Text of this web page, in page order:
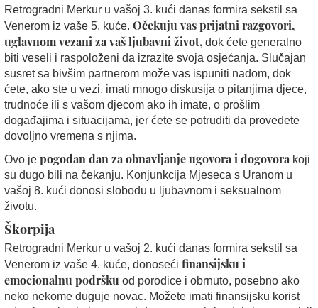
Retrogradni Merkur u vašoj 3. kući danas formira sekstil sa
Venerom iz vaše 5. kuće. Očekuju vas prijatni razgovori,
uglavnom vezani za vaš ljubavni život, dok ćete generalno
biti veseli i raspoloženi da izrazite svoja osjećanja. Slučajan
susret sa bivšim partnerom može vas ispuniti nadom, dok
ćete, ako ste u vezi, imati mnogo diskusija o pitanjima djece,
trudnoće ili s vašom djecom ako ih imate, o prošlim
događajima i situacijama, jer ćete se potruditi da provedete
dovoljno vremena s njima.
Ovo je pogodan dan za obnavljanje ugovora i dogovora koji
su dugo bili na čekanju. Konjunkcija Mjeseca s Uranom u
vašoj 8. kući donosi slobodu u ljubavnom i seksualnom
životu.
Škorpija
Retrogradni Merkur u vašoj 2. kući danas formira sekstil sa
Venerom iz vaše 4. kuće, donoseći finansijsku i
emocionalnu podršku od porodice i obrnuto, posebno ako
neko nekome duguje novac. Možete imati finansijsku korist